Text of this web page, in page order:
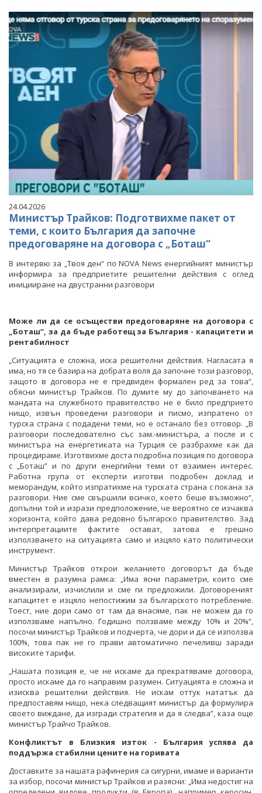
24.04.2026
Министър Трайков: Подготвихме пакет от
теми, с които България да започне
предоговаряне на договора с „Боташ“
В интервю за „Твоя ден“ по NOVA News енергийният министър
информира за предприетите решителни действия с оглед
иницииране на двустранни разговори
Може ли да се осъществи предоговаряне на договора с
„Боташ“, за да бъде работещ за България - капацитети и
рентабилност
„Ситуацията е сложна, иска решителни действия. Нагласата я
има, но тя се базира на добрата воля да започне този разговор,
защото в договора не е предвиден формален ред за това“,
обясни министър Трайков. По думите му до започването на
мандата на служебното правителство не е било предприето
нищо, извън проведени разговори и писмо, изпратено от
турска страна с подадени теми, но е останало без отговор. „В
разговори последователно със зам.-министъра, а после и с
министъра на енергетиката на Турция се разбрахме как да
процедираме. Изготвихме доста подробна позиция по договора
с „Боташ” и по други енергийни теми от взаимен интерес.
Работна група от експерти изготви подробен доклад и
меморандум, който изпратихме на турската страна с покана за
разговори. Ние сме свършили всичко, което беше възможно“,
допълни той и изрази предположение, че вероятно се изчаква
хоризонта, който дава редовно българско правителство. Зад
интерпретациите фактите остават, затова е грешно
използването на ситуацията само и изцяло като политически
инструмент.
Министър Трайков открои желанието договорът да бъде
вместен в разумна рамка: „Има ясни параметри, които сме
анализирали, изчислили и сме ги предложили. Договореният
капацитет е изцяло непостижим за българското потребление.
Тоест, ние дори само от там да внасяме, пак не можем да го
използваме напълно. Годишно ползваме между 10% и 20%“,
посочи министър Трайков и подчерта, че дори и да се използва
100%, това пак не го прави автоматично печеливш заради
високите тарифи.
„Нашата позиция е, че не искаме да прекратяваме договора,
просто искаме да го направим разумен. Ситуацията е сложна и
изисква решителни действия. Не искам оттук нататък да
предпоставям нищо, нека следващият министър да формулира
своето виждане, да изгради стратегия и да я следва”, каза още
министър Трайчо Трайков.
Конфликтът в Близкия изток - България успява да
поддържа стабилни цените на горивата
Доставките за нашата рафинерия са сигурни, имаме и варианти
за избор, посочи министър Трайков и разясни: „Има недостиг на